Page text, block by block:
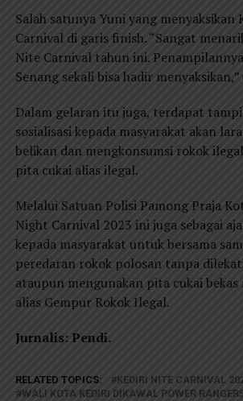
Salah satunya Yuni yang menyaksikan
Carnival di garis finish. “Sangat
Nite Carnival tahun ini.
Senang sekali bisa hadir
Dalam gelaran itu juga, terdapat
sosialisasi kepada masyarakat akan
belikan dan mengkonsumsi rokok
pita cukai alias ilegal.
Melalui Satuan Polisi Pamong Praja
Night Carnival 2023 ini juga sebagai
kepada masyarakat untuk bersama
peredaran rokok polosan tanpa
ataupun mengunakan pita cukai
alias Gempur Rokok Ilegal.
Jurnalis: Pendi.
RELATED TOPICS:
KEDIRI NITE CARNIVAL
WALI KOTA KEDIRI DIKAWAL POWER